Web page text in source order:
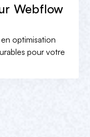
Webflow
optimisation
pour votre